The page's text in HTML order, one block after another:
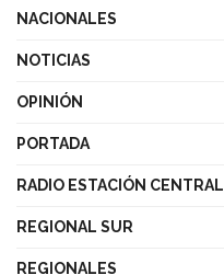
NACIONALES
NOTICIAS
OPINIÓN
PORTADA
RADIO ESTACIÓN CENTRAL
REGIONAL SUR
REGIONALES